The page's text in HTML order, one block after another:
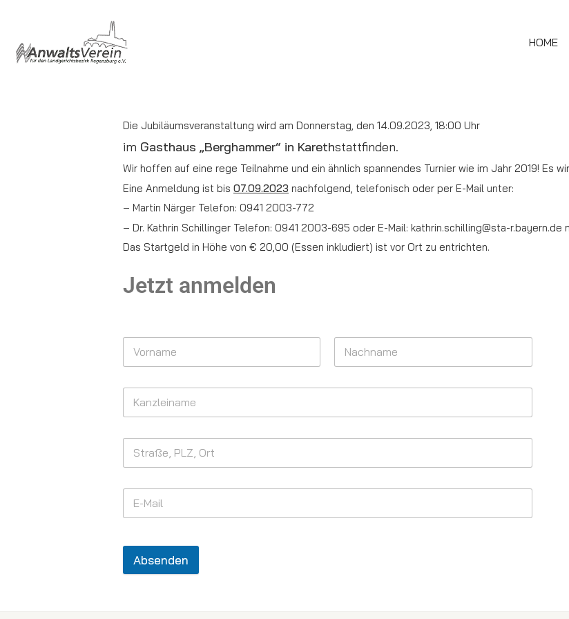
HOME
Die Jubiläumsveranstaltung wird am Donnerstag, den 14.09.2023, 18:00 Uhr
im Gasthaus „Berghammer“ in Karethstattfinden.
Wir hoffen auf eine rege Teilnahme und ein ähnlich spannendes Turnier wie im Jahr 2019! Es
Eine Anmeldung ist bis 07.09.2023 nachfolgend, telefonisch oder per E-Mail unter:
– Martin Närger Telefon: 0941 2003-772
– Dr. Kathrin Schillinger Telefon: 0941 2003-695 oder E-Mail: kathrin.schilling@sta-r.bayern.de
Das Startgeld in Höhe von € 20,00 (Essen inkludiert) ist vor Ort zu entrichten.
Jetzt anmelden
Absenden